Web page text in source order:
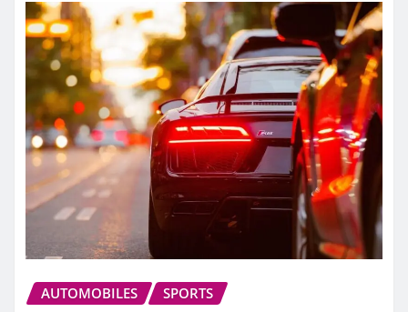
AUTOMOBILES SPORTS